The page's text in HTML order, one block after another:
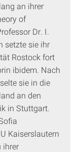
an ihrer
of
Dr. I.
setzte sie ihr
Rostock fort
ibidem. Nach
sie in die
an den
in Stuttgart.
Kaiserslautern
ihrer